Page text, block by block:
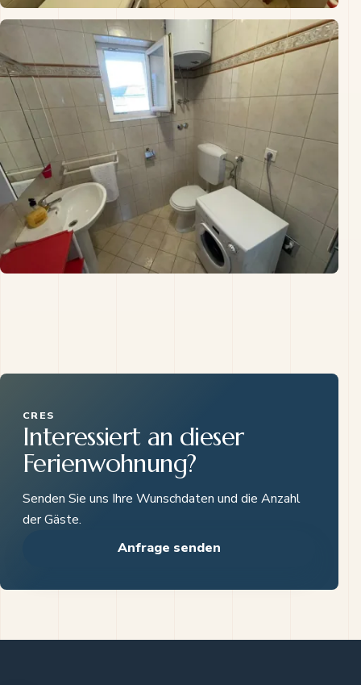
CRES
Interessiert an dieser
Ferienwohnung?
Senden Sie uns Ihre Wunschdaten und die Anzahl
der Gäste.
Anfrage senden